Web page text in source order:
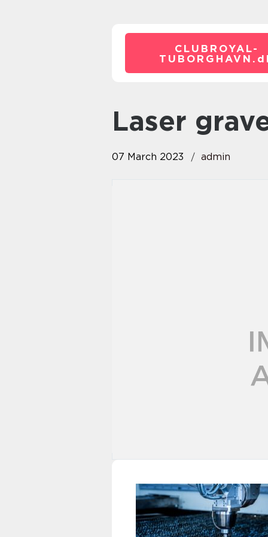
CLUBROYAL-
TUBORGHAVN.
laser
07 March 2023 admin